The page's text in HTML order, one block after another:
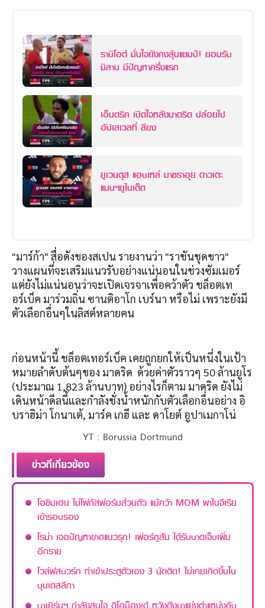
ราบิโอต์ มั่นใจยังคงลุ้นแชมป์! ยอมรับ
มิลาน มีปัญหาครึ่งแรก
เอ็นดริค เปิดใจหลังมาดริด ปล่อยไป
อัปเลเวลที่ ลียง
ยูเวนตุส แอบเหล่ มาซราอุย ดาวเตะ
แมนฯยูไนเต็ด
"มาร์ก้า" สื่อดังของสเปน รายงานว่า "ราชันชุดขาว"
วางแผนที่จะเสริมแนวรับอย่างแน่นอนในช่วงซัมเมอร์
แต่ยังไม่แน่นอนว่าจะเปิดเจรจาเพื่อคว้าตัว ชล็อตเท
อร์เบ็ค มาร่วมถิ่น ซานติอาโก เบร์นา หรือไม่ เพราะยังมี
ตัวเลือกอื่นๆในลิสต์หลายคน
ก่อนหน้านี้ ชล็อตเทอร์เบ็ค เคยถูกยกให้เป็นหนึ่งในเป้า
หมายลำดับต้นๆของ มาดริด ด้วยค่าตัวราวๆ 50 ล้านยูโร
(ประมาณ 1,823 ล้านบาท) อย่างไรก็ตาม มาดริด ยังไม่
เดินหน้าดีลนี้และกำลังชั่งน้ำหนักกับตัวเลือกอื่นอย่าง อิ
บราฮิม่า โกนาเต้, มาร์ค เกฮี และ ดาโยต์ อูปาเมกาโน่
YT : Borussia Dortmund
ข่าวที่เกี่ยวข้อง
โอซิมเฮน ไม่โฟกัสฟอร์มส่วนตัว แม้คว้า MOM พาไนจีเรีย
เข้ารอบรอง
โรม่า เจอปัญหาขาดแนวรุก! เฟอร์กูสัน ได้รับบาดเจ็บเพิ่ม
อีกราย
โวล์ฟสบวร์ก ทำเข้าประตูตัวเอง 3 นัดติด! ไม่เคยเกิดขึ้นใน
บุนเดสลีกา